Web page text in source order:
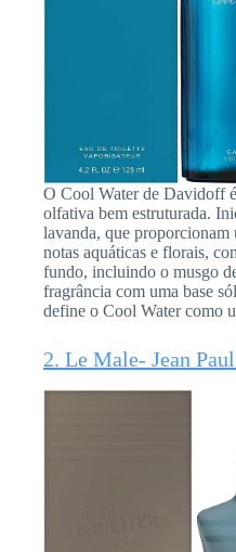
O Cool Water de Davidoff
olfativa bem estruturada.
lavanda, que proporcionam
notas aquáticas e florais,
fundo, incluindo o musgo
fragrância com uma base
define o Cool Water como
2. Le Male- Jean